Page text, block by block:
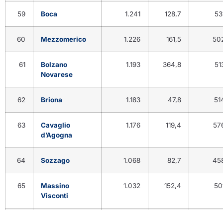
59 Boca 1.241 128,7
60 Mezzomerico 1.226 161,5
61
Bolzano
Novarese
1.193 364,8
62 Briona 1.183 47,8
63
Cavaglio
d’Agogna
1.176 119,4
64 Sozzago 1.068 82,7
65
Massino
Visconti
1.032 152,4